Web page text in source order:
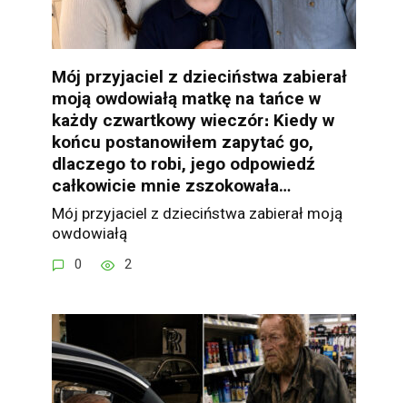
Mój przyjaciel z dzieciństwa zabierał
moją owdowiałą matkę na tańce w
każdy czwartkowy wieczór։ Kiedy w
końcu postanowiłem zapytać go,
dlaczego to robi, jego odpowiedź
całkowicie mnie zszokowała…
Mój przyjaciel z dzieciństwa zabierał moją
owdowiałą
0 2